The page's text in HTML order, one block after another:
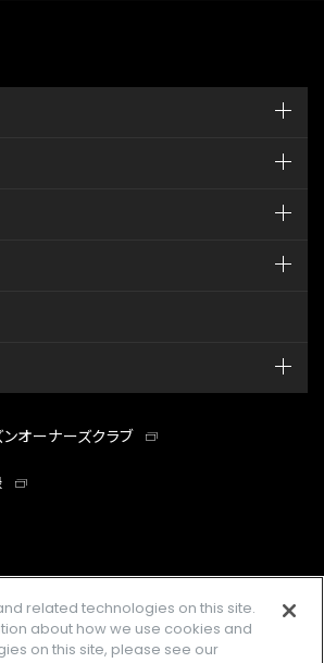
オーナーズクラブ
related technologies on this site.
about how we use cookies and
on this site, please see our